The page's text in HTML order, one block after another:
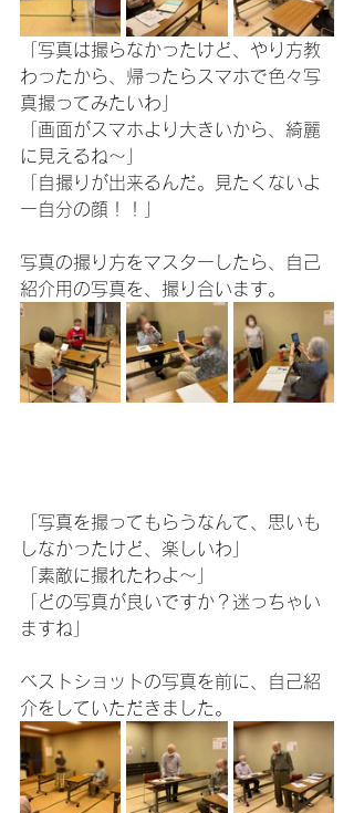
「写真は撮らなかったけど、やり方教
わったから、帰ったらスマホで色々写
真撮ってみたいわ」
「画面がスマホより大きいから、綺麗
に見えるね〜」
「自撮りが出来るんだ。見たくないよ
ー自分の顔！！」
写真の撮り方をマスターしたら、自己
紹介用の写真を、撮り合います。
「写真を撮ってもらうなんて、思いも
しなかったけど、楽しいわ」
「素敵に撮れたわよ〜」
「どの写真が良いですか？迷っちゃい
ますね」
ベストショットの写真を前に、自己紹
介をしていただきました。